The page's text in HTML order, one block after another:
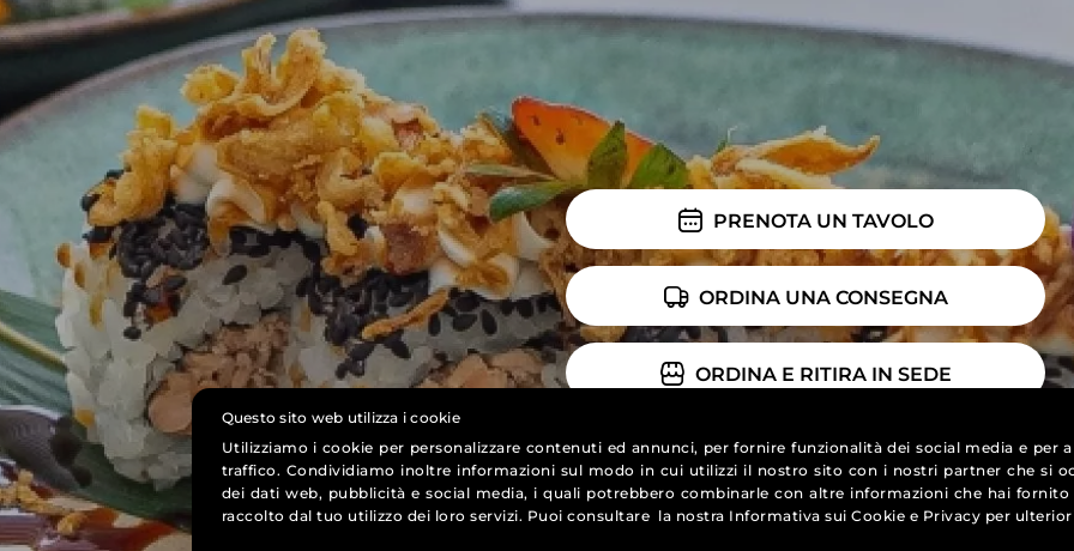
Questo sito web utilizza i cookie
Utilizziamo i cookie per personalizzare contenuti ed annunci, per fornire funzionalità dei social media e per
traffico. Condividiamo inoltre informazioni sul modo in cui utilizzi il nostro sito con i nostri partner che si
dei dati web, pubblicità e social media, i quali potrebbero combinarle con altre informazioni che hai
raccolto dal tuo utilizzo dei loro servizi. Puoi consultare la nostra Informativa sui Cookie e Privacy per
PRENOTA UN TAVOLO
ORDINA UNA CONSEGNA
ORDINA E RITIRA IN SEDE